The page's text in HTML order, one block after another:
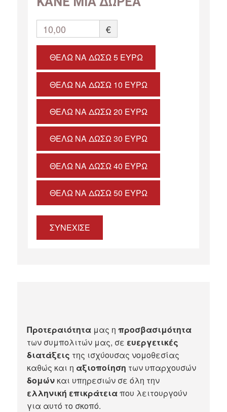
10,00 €
ΘΈΛΩ ΝΑ ΔΏΣΩ 5 ΕΥΡΏ
ΘΈΛΩ ΝΑ ΔΏΣΩ 10 ΕΥΡΏ
ΘΈΛΩ ΝΑ ΔΏΣΩ 20 ΕΥΡΏ
ΘΈΛΩ ΝΑ ΔΏΣΩ 30 ΕΥΡΏ
ΘΈΛΩ ΝΑ ΔΏΣΩ 40 ΕΥΡΏ
ΘΈΛΩ ΝΑ ΔΏΣΩ 50 ΕΥΡΏ
ΣΥΝΕΧΙΣΕ
Προτεραιότητα μας ηπροσβασιμότητα
των συμπολιτών μας, σε ευεργετικές
διατάξεις της ισχύουσας νομοθεσίας
καθώς και η αξιοποίηση των υπαρχουσών
δομών και υπηρεσιών σε όλη την
ελληνική επικράτειαπου λειτουργούν
για αυτό το σκοπό.​